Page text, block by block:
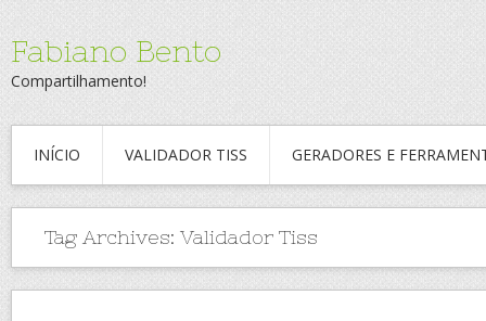
Fabiano Bento
Compartilhamento!
INÍCIO VALIDADOR TISS GERADORES E
Tag Archives: Validador Tiss